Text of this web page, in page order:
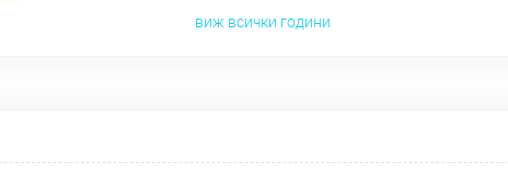
виж всички години